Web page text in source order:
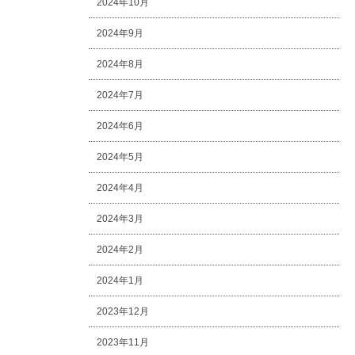
2024年10月
2024年9月
2024年8月
2024年7月
2024年6月
2024年5月
2024年4月
2024年3月
2024年2月
2024年1月
2023年12月
2023年11月